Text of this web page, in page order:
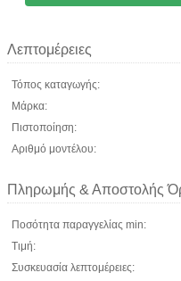
Λεπτομέρειες
Τόπος καταγωγής:
Μάρκα:
Πιστοποίηση:
Αριθμό μοντέλου:
Πληρωμής & Αποστολής
Ποσότητα παραγγελίας min:
Τιμή:
Συσκευασία λεπτομέρειες: